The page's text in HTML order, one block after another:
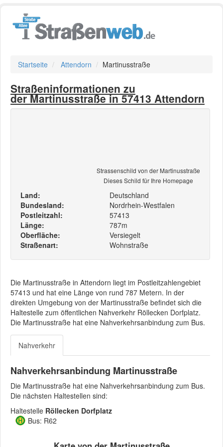
Startseite Attendorn Martinusstraße
Straßeninformationen zu
der Martinusstraße in 57413 Attendorn
Strassenschild von der Martinusstraße
Dieses Schild für Ihre Homepage
Land:
Deutschland
Bundesland:
Nordrhein-Westfalen
Postleitzahl:
57413
Länge:
787m
Oberfläche:
Versiegelt
Straßenart:
Wohnstraße
Die Martinusstraße in Attendorn liegt im Postleitzahlengebiet
57413 und hat eine Länge von rund 787 Metern. In der
direkten Umgebung von der Martinusstraße befindet sich die
Haltestelle zum öffentlichen Nahverkehr Röllecken Dorfplatz.
Die Martinusstraße hat eine Nahverkehrsanbindung zum Bus.
Nahverkehr
Nahverkehrsanbindung Martinusstraße
Die Martinusstraße hat eine Nahverkehrsanbindung zum Bus.
Die nächsten Haltestellen sind:
Haltestelle Röllecken Dorfplatz
Bus: R62